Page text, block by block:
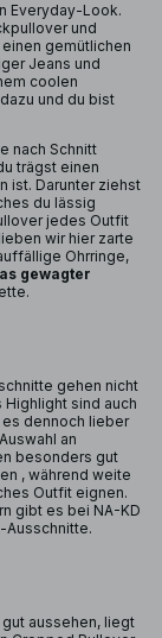
Everyday-Look.
und
gemütlichen
Jeans und
coolen
und du bist
nach Schnitt
trägst einen
ist. Darunter ziehst
du lässig
jedes Outfit
wir hier zarte
Ohrringe,
gewagter
gehen nicht
sind auch
es dennoch lieber
an
besonders gut
, während weite
Outfit eignen.
gibt es bei NA-KD
Ausschnitte.
aussehen, liegt